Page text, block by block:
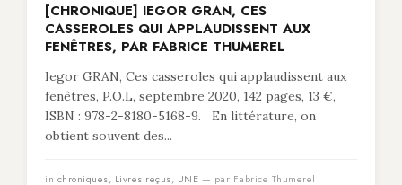
[CHRONIQUE] IEGOR GRAN, CES
CASSEROLES QUI APPLAUDISSENT AUX
FENÊTRES, PAR FABRICE THUMEREL
Iegor GRAN, Ces casseroles qui applaudissent aux
fenêtres, P.O.L, septembre 2020, 142 pages, 13 €,
ISBN : 978-2-8180-5168-9. En littérature, on
obtient souvent des...
in chroniques, Livres reçus, UNE — par Fabrice Thumerel